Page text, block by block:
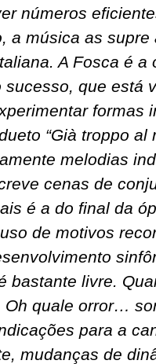
números
a música as supre
A Fosca é a
que está
formas
“Già troppo al
melodias
cenas de
é a do final da
de motivos
bastante livre.
quale orror…
para a
mudanças de